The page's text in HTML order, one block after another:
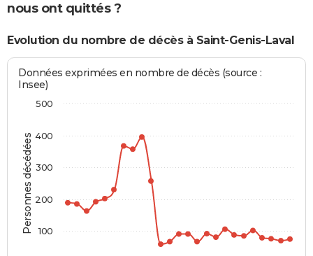
nous ont quittés ?
Evolution du nombre de décès à Saint-Genis-Laval
Personnes décédées
Données exprimées en nombre de décès (source :
Insee)
100
200
300
400
500